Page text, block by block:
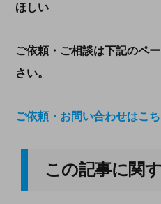
ほしい
ご依頼・ご相談は下記のペ
さい。
ご依頼・お問い合わせはこ
この記事に関